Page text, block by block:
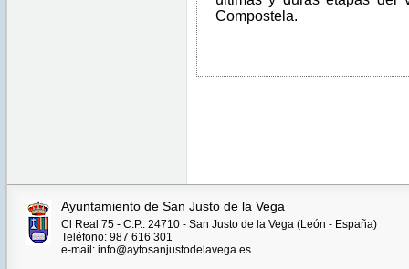
Compostela.
Ayuntamiento de San Justo de la Vega
Cl Real 75 - C.P.: 24710 - San Justo de la Vega (León - España)
Teléfono: 987 616 301
e-mail: info@aytosanjustodelavega.es